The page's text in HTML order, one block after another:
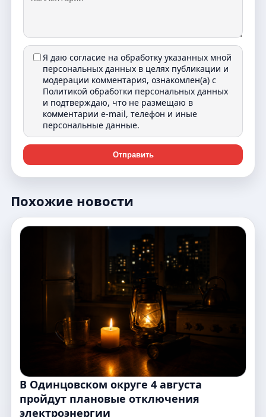
Я даю согласие на обработку указанных мной
персональных данных в целях публикации и
модерации комментария, ознакомлен(а) с
Политикой обработки персональных данных
и подтверждаю, что не размещаю в
комментарии e-mail, телефон и иные
персональные данные.
Отправить
Похожие новости
В Одинцовском округе 4 августа
пройдут плановые отключения
электроэнергии